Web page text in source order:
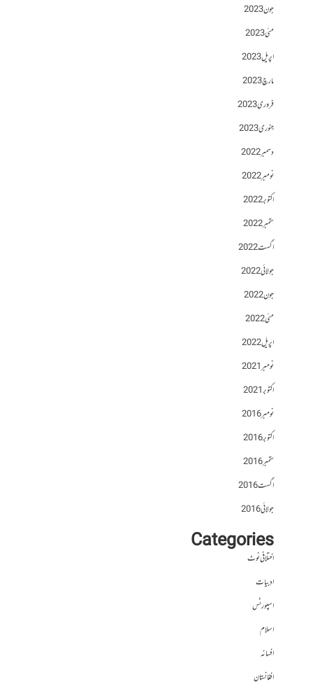
جون 2023
مئی 2023
اپریل 2023
مارچ 2023
فروری 2023
جنوری 2023
دسمبر 2022
نومبر 2022
اکتوبر 2022
ستمبر 2022
اگست 2022
جولائی 2022
جون 2022
مئی 2022
اپریل 2022
نومبر 2021
اکتوبر 2021
نومبر 2016
اکتوبر 2016
ستمبر 2016
اگست 2016
جولائی 2016
Categories
اختلافی نوٹ
ادبیات
اسپورٹس
اسلام
افسانہ
افغانستان